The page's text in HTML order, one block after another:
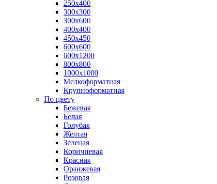
250х400
300х300
300х600
400х400
450х450
600х600
600х1200
800х800
1000х1000
Мелкоформатная
Крупноформатная
По цвету
Бежевая
Белая
Голубая
Желтая
Зеленая
Коричневая
Красная
Оранжевая
Розовая